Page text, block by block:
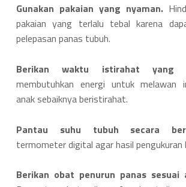
Gunakan pakaian yang nyaman.
pakaian yang terlalu tebal karena
pelepasan panas tubuh.
Berikan waktu istirahat yang
membutuhkan energi untuk melawan
anak sebaiknya beristirahat.
Pantau suhu tubuh secara
termometer digital agar hasil pengukuran
Berikan obat penurun panas sesuai